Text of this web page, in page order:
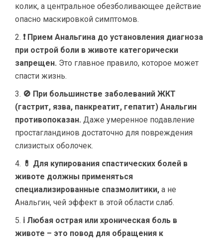
колик, а центральное обезболивающее действие
опасно маскировкой симптомов.
❗ Прием Анальгина до установления диагноза
при острой боли в животе категорически
запрещен. Это главное правило, которое может
спасти жизнь.
🚫 При большинстве заболеваний ЖКТ
(гастрит, язва, панкреатит, гепатит) Анальгин
противопоказан. Даже умеренное подавление
простагландинов достаточно для повреждения
слизистых оболочек.
💊 Для купирования спастических болей в
животе должны применяться
специализированные спазмолитики, а не
Анальгин, чей эффект в этой области слаб.
ℹ Любая острая или хроническая боль в
животе – это повод для обращения к